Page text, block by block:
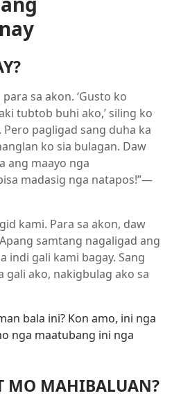
sa akon. ‘Gusto ko
tubtob buhi ako,’ siling ko
pagligad sang duha ka
ko sia bulagan. Daw
ang maayo nga
madasig nga natapos!”—
kami. Para sa akon, daw
samtang nagaligad ang
indi gali kami bagay. Sang
gali ako, nakigbulag ako sa
bala ini? Kon amo, ini nga
nga maatubang ini nga
MO MAHIBALUAN?